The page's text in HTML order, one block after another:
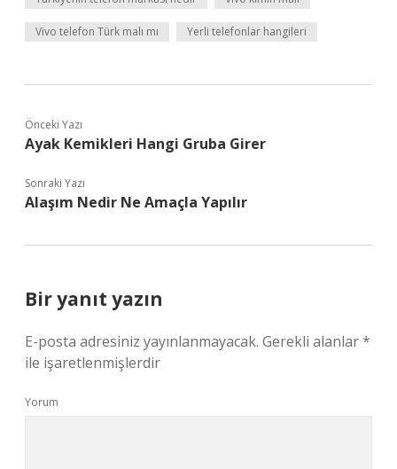
Vivo telefon Türk malı mı Yerli telefonlar hangileri
Önceki Yazı
Ayak Kemikleri Hangi Gruba Girer
Sonraki Yazı
Alaşım Nedir Ne Amaçla Yapılır
Bir yanıt yazın
E-posta adresiniz yayınlanmayacak. Gerekli alanlar*
ile işaretlenmişlerdir
Yorum